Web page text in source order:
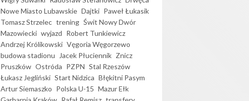
Nowe Miasto Lubawskie Dajtki Paweł Łukasik
Tomasz Strzelec trening Świt Nowy Dwór
Mazowiecki wyjazd Robert Tunkiewicz
Andrzej Królikowski Vęgoria Węgorzewo
budowa stadionu
Jacek Płuciennik Znicz
Pruszków Ostróda PZPN Stal Rzeszów
Łukasz Jegliński Start Nidzica Błękitni Pasym
Artur Siemaszko Polska U-15 Mazur Ełk